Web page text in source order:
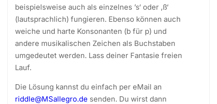
beispielsweise auch als einzelnes ’s‘ oder ‚ß‘
(lautsprachlich) fungieren. Ebenso können auch
weiche und harte Konsonanten (b für p) und
andere musikalischen Zeichen als Buchstaben
umgedeutet werden. Lass deiner Fantasie freien
Lauf.
Die Lösung kannst du einfach per eMail an
riddle@MSallegro.de senden. Du wirst dann